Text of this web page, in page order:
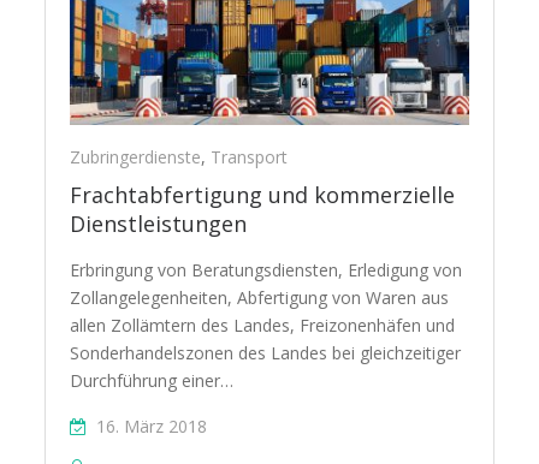
Zubringerdienste, Transport
Frachtabfertigung und kommerzielle
Dienstleistungen
Erbringung von Beratungsdiensten, Erledigung von
Zollangelegenheiten, Abfertigung von Waren aus
allen Zollämtern des Landes, Freizonenhäfen und
Sonderhandelszonen des Landes bei gleichzeitiger
Durchführung einer…
16. März 2018